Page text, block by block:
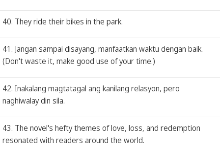
40. They ride their bikes in the park.
41. Jangan sampai disayang, manfaatkan waktu dengan baik.
(Don't waste it, make good use of your time.)
42. Inakalang magtatagal ang kanilang relasyon, pero
naghiwalay din sila.
43. The novel's hefty themes of love, loss, and redemption
resonated with readers around the world.